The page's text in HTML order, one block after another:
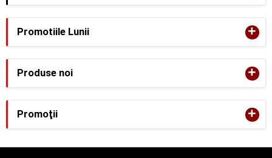
Promotiile Lunii +
Produse noi +
Promoţii +